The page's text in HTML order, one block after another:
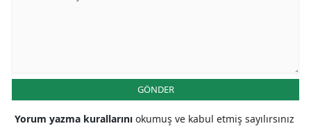
GÖNDER
Yorum yazma kurallarını okumuş ve kabul etmiş sayılırsınız